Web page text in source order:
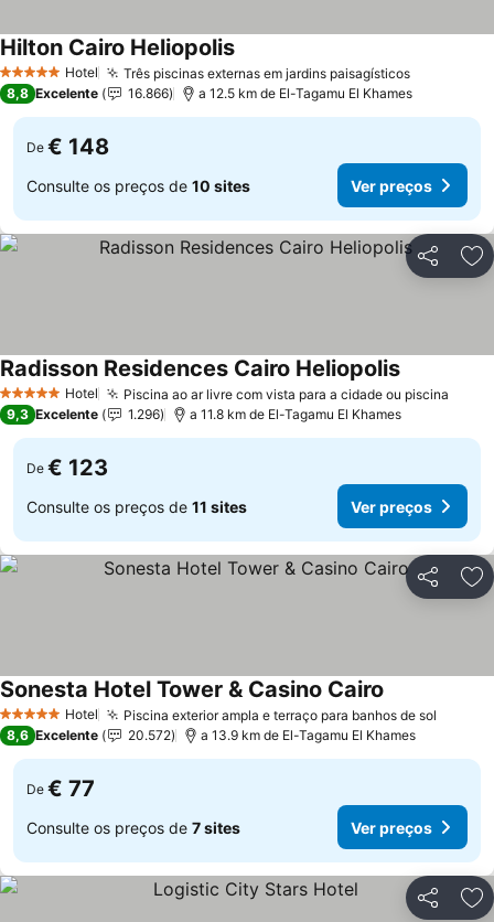
5 Estrelas Hotel Três piscinas externas em jardins paisagísticos
Hilton Cairo Heliopolis
8,8 Excelente 16.866 a 12.5 km de El-Tagamu El Khames
De € 148
Consulte os preços de 10 sites Ver preços
Partilhar
5 Estrelas Hotel Piscina ao ar livre com vista para a cidade ou piscina
Radisson Residences Cairo Heliopolis
9,3 Excelente 1.296 a 11.8 km de El-Tagamu El Khames
De € 123
Consulte os preços de 11 sites Ver preços
Partilhar
5 Estrelas Hotel Piscina exterior ampla e terraço para banhos de sol
Sonesta Hotel Tower & Casino Cairo
8,6 Excelente 20.572 a 13.9 km de El-Tagamu El Khames
De € 77
Consulte os preços de 7 sites Ver preços
Partilhar